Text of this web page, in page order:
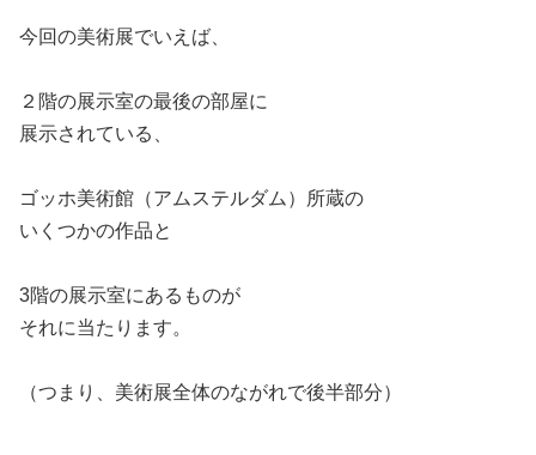
今回の美術展でいえば、
２階の展示室の最後の部屋に
展示されている、
ゴッホ美術館（アムステルダム）所蔵の
いくつかの作品と
3階の展示室にあるものが
それに当たります。
（つまり、美術展全体のながれで後半部分）